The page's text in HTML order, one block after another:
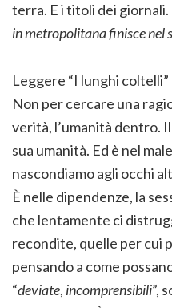
terra. E i titoli dei giornali.
in metropolitana finisce nel
Leggere “I lunghi
Non per cercare una
verità, l’umanità dentro.
sua umanità. Ed è nel
nascondiamo agli occhi
È nelle dipendenze, la
che lentamente ci
recondite, quelle per cui
pensando a come
“deviate, incomprensibili”,